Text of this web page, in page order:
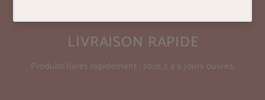
LIVRAISON RAPIDE
Produits livrés rapidement : sous 3 à 5 jours ouvrés.